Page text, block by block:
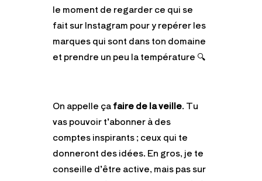
le moment de regarder ce qui se
fait sur Instagram pour y repérer les
marques qui sont dans ton domaine
et prendre un peu la température 🔍
On appelle çafaire de la veille. Tu
vas pouvoir t’abonner à des
comptes inspirants ; ceux qui te
donneront des idées. En gros, je te
conseille d’être active, mais pas sur